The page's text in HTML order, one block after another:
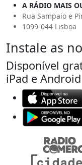
A RÁDIO MAIS
Rua Sampaio e
1099-044 Lisboa
Instale as
Disponível
iPad e Android